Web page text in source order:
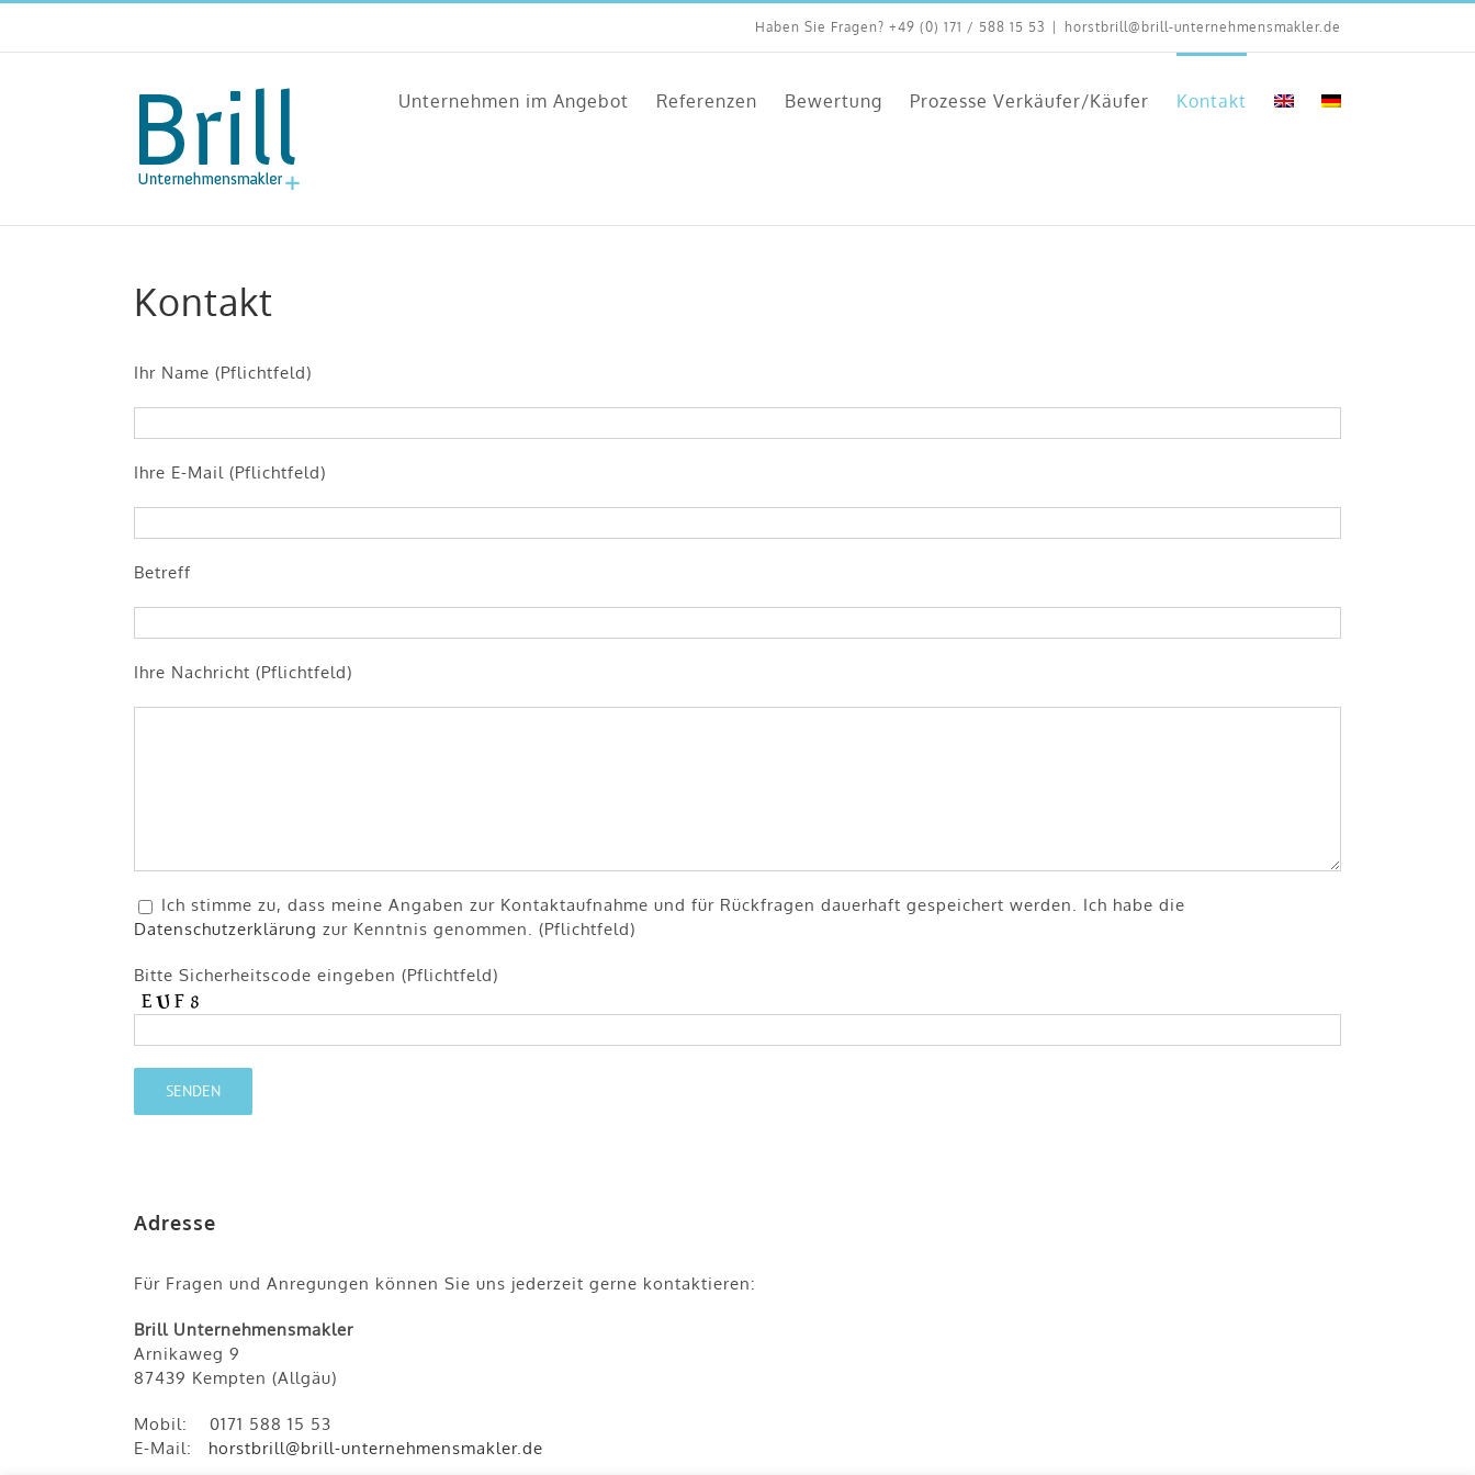
Zum
springen
Haben Sie Fragen? +49 (0) 171 / 588 15 53 horstbrill@brill-unternehmensmakler.de
Unternehmen im Angebot Referenzen Bewertung Prozesse Verkäufer/Käufer Kontakt
Kontakt
Ihr Name (Pflichtfeld)
Ihre E-Mail (Pflichtfeld)
Betreff
Ihre Nachricht (Pflichtfeld)
Ich stimme zu, dass meine Angaben zur Kontaktaufnahme und für Rückfragen dauerhaft gespeichert werden. Ich habe die
Datenschutzerklärung zur Kenntnis genommen. (Pflichtfeld)
Bitte Sicherheitscode eingeben (Pflichtfeld)
Adresse
Für Fragen und Anregungen können Sie uns jederzeit gerne kontaktieren:
Brill Unternehmensmakler
Arnikaweg 9
87439 Kempten (Allgäu)
Mobil: 0171 588 15 53
E-Mail: horstbrill@brill-unternehmensmakler.de